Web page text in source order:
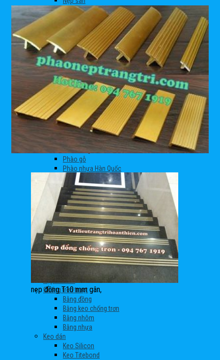
Chống trơn
Nẹp nhựa
Chỉ tường
Góc dương
Nẹp góc âm
Nẹp sàn
Nẹp thảm
Bằng đồng
Bằng inox
Bằng nhôm
Bằng nhựa
Nẹp trát vữa
Nẹp rãnh nước
Nẹp tạo gờ
Nẹp U âm
Phào chân tường
Phào gỗ
Phào nhựa Hàn Quốc
Phào nhôm
Phào PU
Phào chỉ tường
Phào góc cổ trần
Phào chân tường
Phào lưng tường
Tấm ốp tường
Phào trần
Bằng nhôm
Bằng gỗ
Bằng nhựa
Chống trơn trượt
Bằng đồng
Bằng keo chống trơn
Bằng nhôm
Bằng nhựa
Keo dán
Keo Silicon
Keo Titebond
nẹp đồng T10 mm gân,